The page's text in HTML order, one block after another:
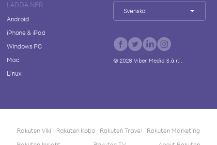
LADDA NER
Android
iPhone & iPad
Windows PC
Mac
Linux
Svenska
© 2026Viber Media S.à r.l.
Rakuten Viki Rakuten Kobo Rakuten Travel
Rakuten Marketing